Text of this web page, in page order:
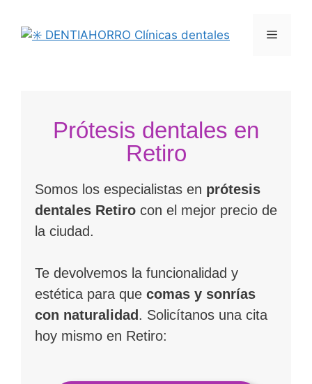
Prótesis dentales en
Retiro
Somos los especialistas en prótesis
dentales Retiro con el mejor precio de
la ciudad.
Te devolvemos la funcionalidad y
estética para que comas y sonrías
con naturalidad . Solicítanos una cita
hoy mismo en Retiro: